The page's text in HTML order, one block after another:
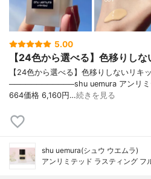
5.00
【24色から選べる】色移りし
【24色から選べる】色移りしないリキ
────────────shu uemura アンリミ
664価格 6,160円…続きを見る
shu uemura(シュウ ウエムラ)
アンリミテッド ラスティング フ